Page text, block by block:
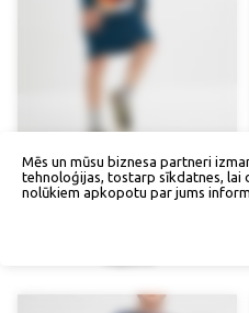
Mēs un mūsu biznesa partneri
tehnoloģijas, tostarp sīkdatnes, lai
nolūkiem apkopotu par jums